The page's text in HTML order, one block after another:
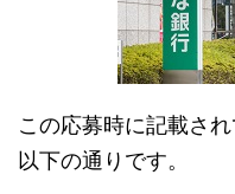
この応募時に記載さ
以下の通りです。